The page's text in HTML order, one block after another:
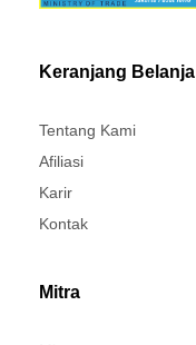
Keranjang Belanja
Tentang Kami
Afiliasi
Karir
Kontak
Mitra